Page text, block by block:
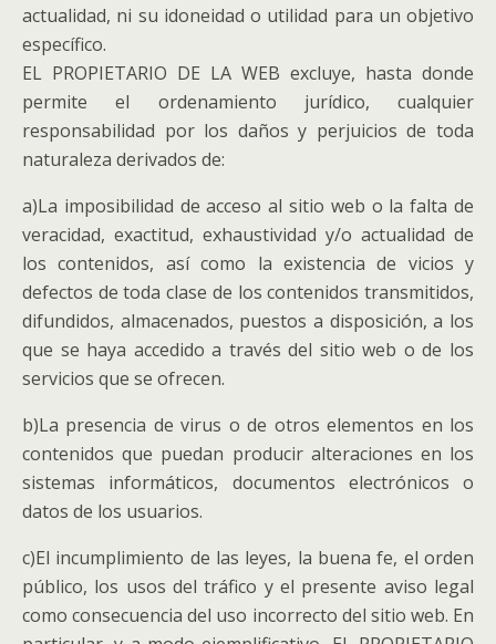
actualidad, ni su idoneidad o utilidad para un objetivo
específico.
EL PROPIETARIO DE LA WEB excluye, hasta donde
permite el ordenamiento jurídico, cualquier
responsabilidad por los daños y perjuicios de toda
naturaleza derivados de:
a)La imposibilidad de acceso al sitio web o la falta de
veracidad, exactitud, exhaustividad y/o actualidad de
los contenidos, así como la existencia de vicios y
defectos de toda clase de los contenidos transmitidos,
difundidos, almacenados, puestos a disposición, a los
que se haya accedido a través del sitio web o de los
servicios que se ofrecen.
b)La presencia de virus o de otros elementos en los
contenidos que puedan producir alteraciones en los
sistemas informáticos, documentos electrónicos o
datos de los usuarios.
c)El incumplimiento de las leyes, la buena fe, el orden
público, los usos del tráfico y el presente aviso legal
como consecuencia del uso incorrecto del sitio web. En